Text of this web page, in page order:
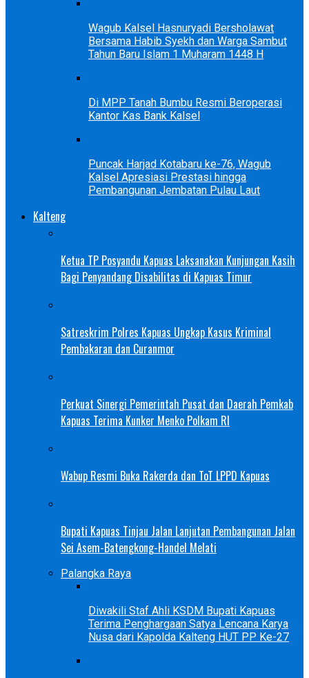
Wagub Kalsel Hasnuryadi Bersholawat
Bersama Habib Syekh dan Warga Sambut
Tahun Baru Islam 1 Muharam 1448 H
Di MPP Tanah Bumbu Resmi Beroperasi
Kantor Kas Bank Kalsel
Puncak Harjad Kotabaru ke-76, Wagub
Kalsel Apresiasi Prestasi hingga
Pembangunan Jembatan Pulau Laut
Kalteng
Ketua TP Posyandu Kapuas Laksanakan Kunjungan Kasih
Bagi Penyandang Disabilitas di Kapuas Timur
Satreskrim Polres Kapuas Ungkap Kasus Kriminal
Pembakaran dan Curanmor
Perkuat Sinergi Pemerintah Pusat dan Daerah Pemkab
Kapuas Terima Kunker Menko Polkam RI
Wabup Resmi Buka Rakerda dan ToT LPPD Kapuas
Bupati Kapuas Tinjau Jalan Lanjutan Pembangunan Jalan
Sei Asem-Batengkong-Handel Melati
Palangka Raya
Diwakili Staf Ahli KSDM Bupati Kapuas
Terima Penghargaan Satya Lencana Karya
Nusa dari Kapolda Kalteng HUT PP Ke-27